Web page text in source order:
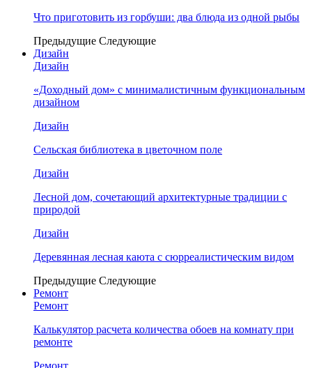
Что приготовить из горбуши: два блюда из одной рыбы
Предыдущие Следующие
Дизайн
Дизайн
«Доходный дом» с минималистичным функциональным
дизайном
Дизайн
Сельская библиотека в цветочном поле
Дизайн
Лесной дом, сочетающий архитектурные традиции с
природой
Дизайн
Деревянная лесная каюта с сюрреалистическим видом
Предыдущие Следующие
Ремонт
Ремонт
Калькулятор расчета количества обоев на комнату при
ремонте
Ремонт